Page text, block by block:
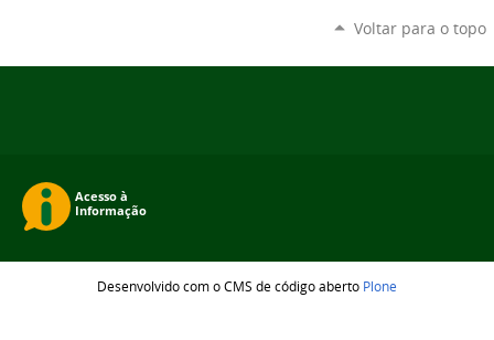
Voltar para o topo
Desenvolvido com o CMS de código aberto Plone